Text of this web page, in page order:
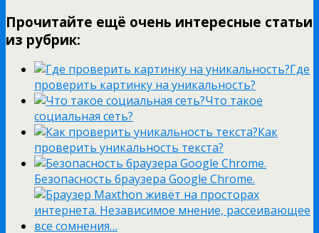
Прочитайте ещё очень интересные статьи
из рубрик:
Где
проверить картинку на уникальность?
Что такое
социальная сеть?
Как
проверить уникальность текста?
Безопасность браузера Google Chrome.